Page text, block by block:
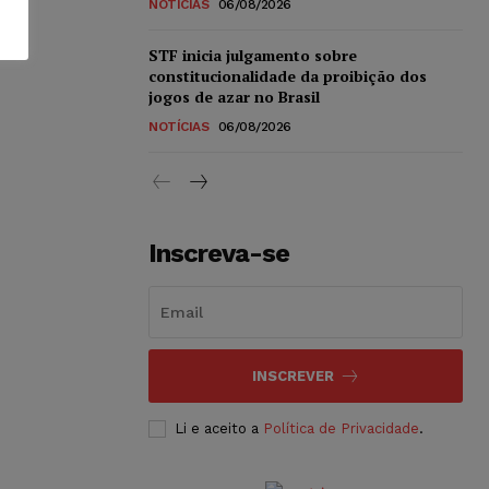
NOTÍCIAS 06/08/2026
STF inicia julgamento sobre
constitucionalidade da proibição dos
jogos de azar no Brasil
NOTÍCIAS 06/08/2026
Inscreva-se
INSCREVER
Li e aceito a Política de Privacidade.